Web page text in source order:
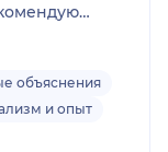
объяснения
и опыт